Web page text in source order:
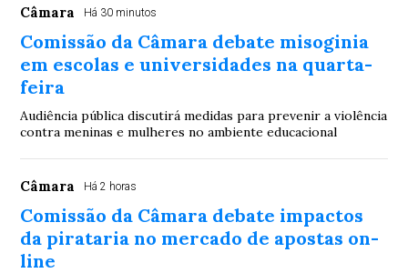
Câmara Há 30 minutos
Comissão da Câmara debate misoginia
em escolas e universidades na quarta-
feira
Audiência pública discutirá medidas para prevenir a violência
contra meninas e mulheres no ambiente educacional
Câmara Há 2 horas
Comissão da Câmara debate impactos
da pirataria no mercado de apostas on-
line